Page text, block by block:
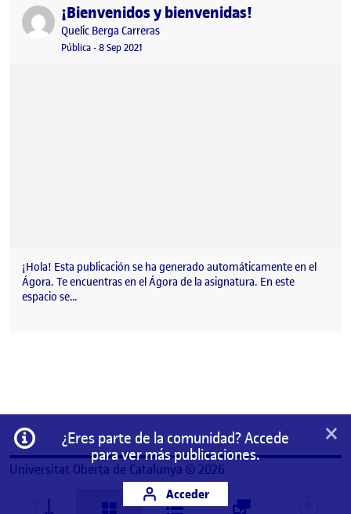
Publicado por¡Bienvenidos y bienvenidas!
Publicado por
Quelic Berga Carreras
Visibilidad:
Pública-Fecha de publicación
8 Sep 2021
¡Hola! Esta publicación se ha generado automáticamente en el
Ágora. Te encuentras en el Ágora de la asignatura. En este
espacio se…
Información
¿Eres parte de la comunidad? Accede
para ver más publicaciones.
Acceder
×
Universitat Oberta de Catalunya © 2026